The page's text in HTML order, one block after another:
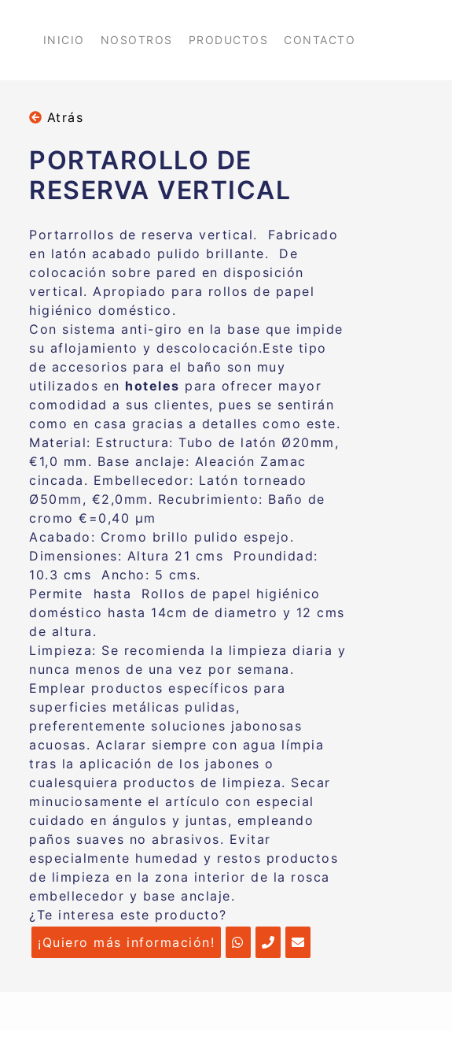
INICIO NOSOTROS PRODUCTOS CONTACTO
Atrás
PORTAROLLO DE
RESERVA VERTICAL
Portarrollos de reserva vertical. Fabricado
en latón acabado pulido brillante. De
colocación sobre pared en disposición
vertical. Apropiado para rollos de papel
higiénico doméstico.
Con sistema anti-giro en la base que impide
su aflojamiento y descolocación.Este tipo
de accesorios para el baño son muy
utilizados en hoteles para ofrecer mayor
comodidad a sus clientes, pues se sentirán
como en casa gracias a detalles como este.
Material: Estructura: Tubo de latón Ø20mm,
€1,0 mm. Base anclaje: Aleación Zamac
cincada. Embellecedor: Latón torneado
Ø50mm, €2,0mm. Recubrimiento: Baño de
cromo €=0,40 μm
Acabado: Cromo brillo pulido espejo.
Dimensiones: Altura 21 cms Proundidad:
10.3 cms Ancho: 5 cms.
Permite hasta Rollos de papel higiénico
doméstico hasta 14cm de diametro y 12 cms
de altura.
Limpieza: Se recomienda la limpieza diaria y
nunca menos de una vez por semana.
Emplear productos específicos para
superficies metálicas pulidas,
preferentemente soluciones jabonosas
acuosas. Aclarar siempre con agua límpia
tras la aplicación de los jabones o
cualesquiera productos de limpieza. Secar
minuciosamente el artículo con especial
cuidado en ángulos y juntas, empleando
paños suaves no abrasivos. Evitar
especialmente humedad y restos productos
de limpieza en la zona interior de la rosca
embellecedor y base anclaje.
¿Te interesa este producto?
¡Quiero más información!